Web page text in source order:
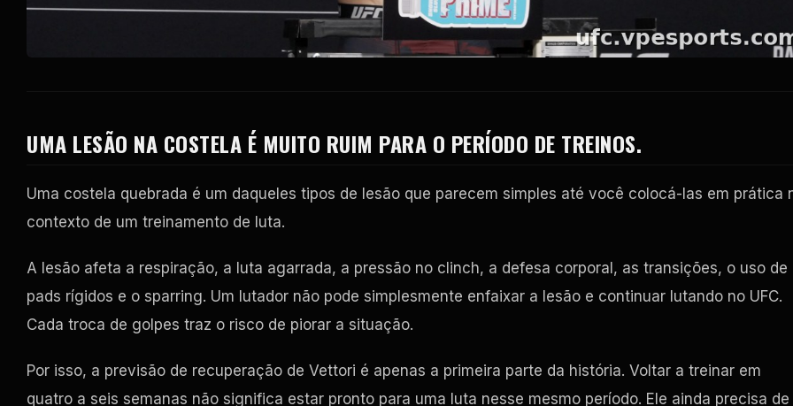
UMA LESÃO NA COSTELA É MUITO RUIM PARA O PERÍODO DE TREINOS.
Uma costela quebrada é um daqueles tipos de lesão que parecem simples até você colocá-las em prática
contexto de um treinamento de luta.
A lesão afeta a respiração, a luta agarrada, a pressão no clinch, a defesa corporal, as transições, o uso de
pads rígidos e o sparring. Um lutador não pode simplesmente enfaixar a lesão e continuar lutando no UFC.
Cada troca de golpes traz o risco de piorar a situação.
Por isso, a previsão de recuperação de Vettori é apenas a primeira parte da história. Voltar a treinar em
quatro a seis semanas não significa estar pronto para uma luta nesse mesmo período. Ele ainda precisa de